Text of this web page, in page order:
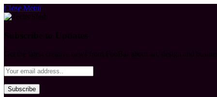
Close Menu